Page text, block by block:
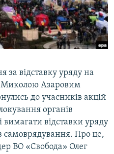
за відставку уряду на
Миколою Азаровим
до учасників акцій
органів
вимагати відставки уряду
самоврядування. Про це,
ВО «Свобода» Олег